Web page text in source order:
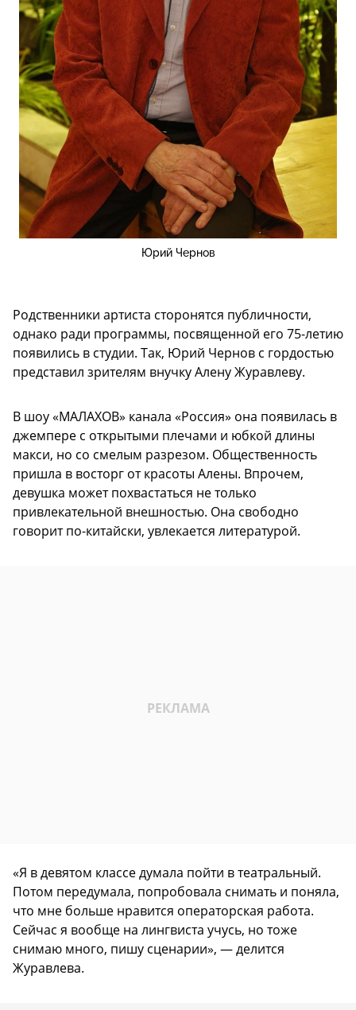
Юрий Чернов
Родственники артиста сторонятся публичности,
однако ради программы, посвященной его 75-летию
появились в студии. Так, Юрий Чернов с гордостью
представил зрителям внучку Алену Журавлеву.
В шоу «МАЛАХОВ» канала «Россия» она появилась в
джемпере с открытыми плечами и юбкой длины
макси, но со смелым разрезом. Общественность
пришла в восторг от красоты Алены. Впрочем,
девушка может похвастаться не только
привлекательной внешностью. Она свободно
говорит по-китайски, увлекается литературой.
«Я в девятом классе думала пойти в театральный.
Потом передумала, попробовала снимать и поняла,
что мне больше нравится операторская работа.
Сейчас я вообще на лингвиста учусь, но тоже
снимаю много, пишу сценарии», — делится
Журавлева.